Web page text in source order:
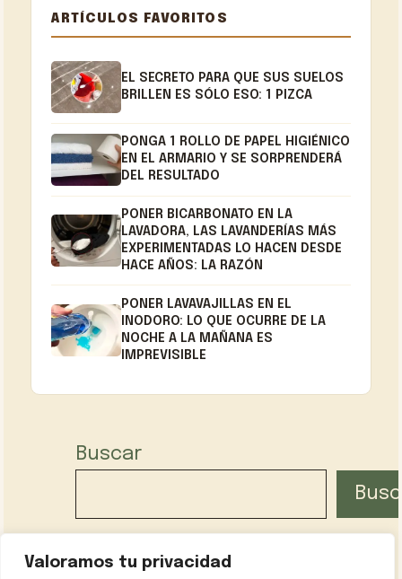
Valoramos tu privacidad
ARTÍCULOS FAVORITOS
EL SECRETO PARA QUE SUS SUELOS
BRILLEN ES SÓLO ESO: 1 PIZCA
PONGA 1 ROLLO DE PAPEL HIGIÉNICO
EN EL ARMARIO Y SE SORPRENDERÁ
DEL RESULTADO
PONER BICARBONATO EN LA
LAVADORA, LAS LAVANDERÍAS MÁS
EXPERIMENTADAS LO HACEN DESDE
HACE AÑOS: LA RAZÓN
PONER LAVAVAJILLAS EN EL
INODORO: LO QUE OCURRE DE LA
NOCHE A LA MAÑANA ES
IMPREVISIBLE
Buscar